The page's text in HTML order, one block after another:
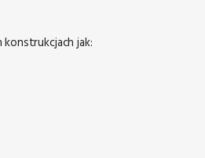
jak: